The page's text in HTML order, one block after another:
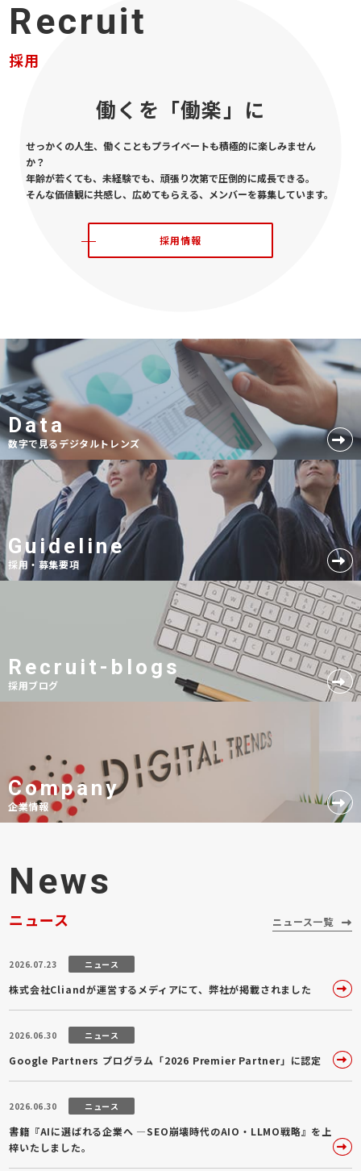
Recruit
採用
働くを「働楽」に
せっかくの人生、働くこともプライベートも積極的に楽しみません
か？
年齢が若くても、未経験でも、頑張り次第で圧倒的に成長できる。
そんな価値観に共感し、広めてもらえる、メンバーを募集しています。
採用情報
Data
数字で見るデジタルトレンズ
Guideline
採用・募集要項
Recruit-blogs
採用ブログ
Company
企業情報
News
ニュース ニュース一覧
2026.07.23 ニュース
株式会社Cliandが運営するメディアにて、弊社が掲載されました
2026.06.30 ニュース
Google Partners プログラム「2026 Premier Partner」に認定
2026.06.30 ニュース
書籍『AIに選ばれる企業へ ―SEO崩壊時代のAIO・LLMO戦略』を上
梓いたしました。